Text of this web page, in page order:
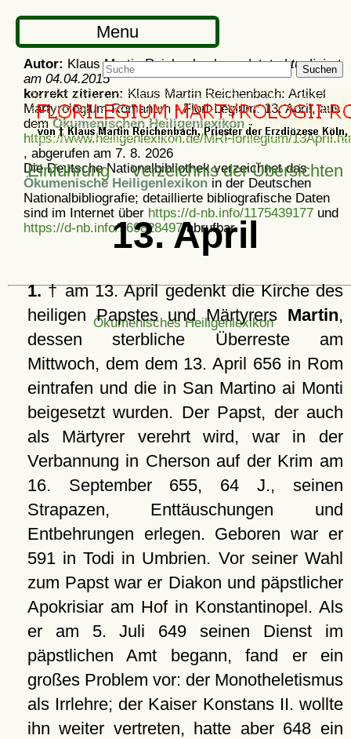
Menu
Suchen
Einführung Verzeichnis der Übersichten
13. April
1.† am 13. April gedenkt die Kirche des
heiligen Papstes und Märtyrers Martin,
dessen sterbliche Überreste am
Mittwoch, dem dem 13. April 656 in Rom
eintrafen und die in San Martino ai Monti
beigesetzt wurden. Der Papst, der auch
als Märtyrer verehrt wird, war in der
Verbannung in Cherson auf der Krim am
16. September 655, 64 J., seinen
Strapazen, Enttäuschungen und
Entbehrungen erlegen. Geboren war er
591 in Todi in Umbrien. Vor seiner Wahl
zum Papst war er Diakon und päpstlicher
Apokrisiar am Hof in Konstantinopel. Als
er am 5. Juli 649 seinen Dienst im
päpstlichen Amt begann, fand er ein
großes Problem vor: der Monotheletismus
als Irrlehre; der Kaiser Konstans II. wollte
ihn weiter vertreten, hatte aber 648 ein
Autor: Klaus Martin Reichenbach -zuletzt aktualisiert
am 04.04.2015
korrekt zitieren:Klaus Martin Reichenbach: Artikel
Martyrologium Romanum - Flori-Legium: 13. April, aus
demÖkumenischen Heiligenlexikon-
https://www.heiligenlexikon.de/MRFlorilegium/
, abgerufen am 7. 8. 2026
Die Deutsche Nationalbibliothek verzeichnet das
Ökumenische Heiligenlexikon in der Deutschen
Nationalbibliografie; detaillierte bibliografische Daten
sind im Internet über https://d-nb.info/1175439177 und
https://d-nb.info/969828497abrufbar.
Ökumenisches Heiligenlexikon